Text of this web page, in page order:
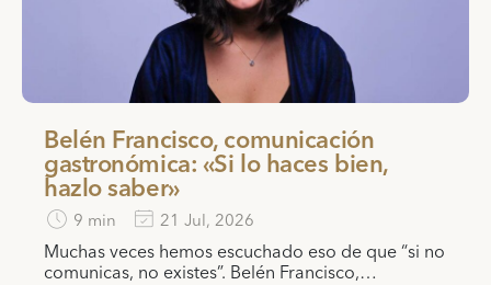
Belén Francisco, comunicación
gastronómica: «Si lo haces bien,
hazlo saber»
9 min 21 Jul, 2026
Muchas veces hemos escuchado eso de que “si no
comunicas, no existes”. Belén Francisco,…